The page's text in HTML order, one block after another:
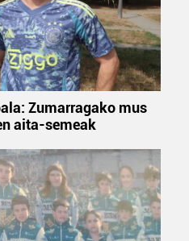
Zumarragako mus
aita-semeak